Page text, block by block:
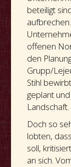
beteiligt
offenen
den
Grupp/
Stihl
geplant
Landschaft.
Doch so
lobten,
soll,
an sich.